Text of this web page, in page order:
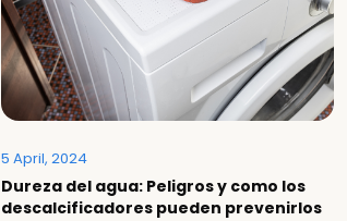
5 April, 2024
Dureza del agua: Peligros y como los
descalcificadores pueden prevenirlos